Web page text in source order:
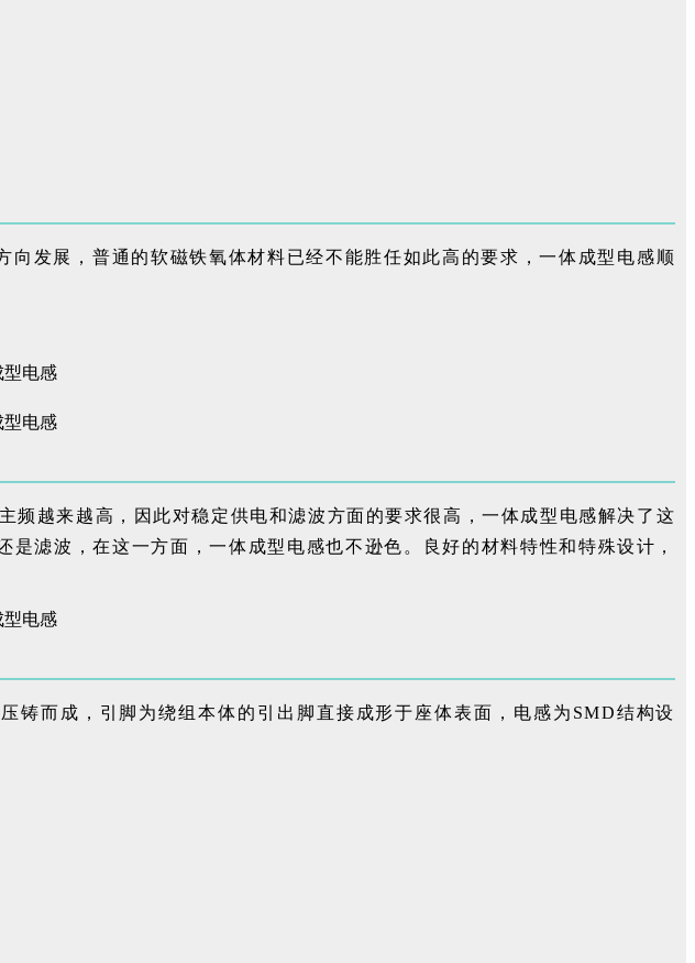
发展，普通的软磁铁氧体材料已经不能胜任如此高的要求，一体成型电感顺
越来越高，因此对稳定供电和滤波方面的要求很高，一体成型电感解决了这
滤波，在这一方面，一体成型电感也不逊色。良好的材料特性和特殊设计，
而成，引脚为绕组本体的引出脚直接成形于座体表面，电感为SMD结构设